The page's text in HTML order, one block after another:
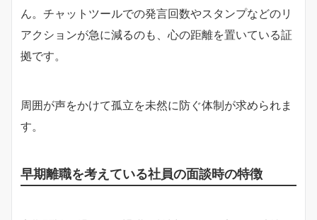
ん。チャットツールでの発言回数やスタンプなどのリ
アクションが急に減るのも、心の距離を置いている証
拠です。
周囲が声をかけて孤立を未然に防ぐ体制が求められま
す。
早期離職を考えている社員の面談時の特徴